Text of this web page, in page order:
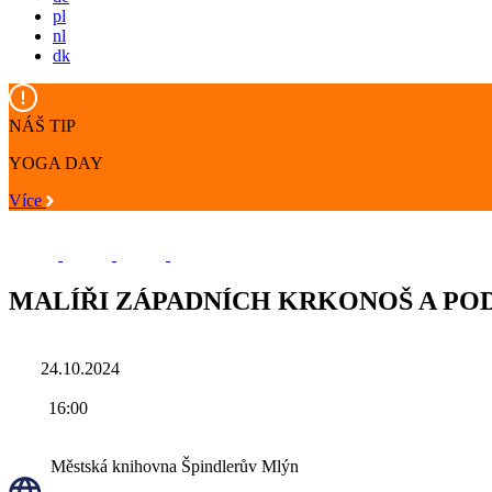
pl
nl
dk
NÁŠ TIP
YOGA DAY
Více
MALÍŘI ZÁPADNÍCH KRKONOŠ A
24.10.2024
16:00
Městská knihovna Špindlerův Mlýn